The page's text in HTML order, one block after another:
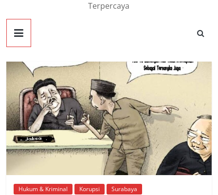
Terpercaya
Hukum & Kriminal Korupsi Surabaya